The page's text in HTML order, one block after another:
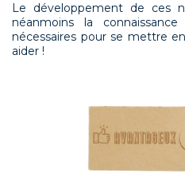
Le développement de ces
néanmoins la
nécessaires pour se mettre
aider !